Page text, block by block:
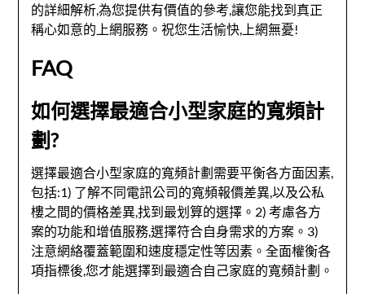
的詳細解析,為您提供有價值的參考,讓您能找到真正
稱心如意的上網服務。祝您生活愉快,上網無憂!
FAQ
如何選擇最適合小型家庭的寬頻計
劃?
選擇最適合小型家庭的寬頻計劃需要平衡各方面因素,
包括:1) 了解不同電訊公司的寬頻報價差異,以及公私
樓之間的價格差異,找到最划算的選擇。2) 考慮各方
案的功能和增值服務,選擇符合自身需求的方案。3)
注意網絡覆蓋範圍和速度穩定性等因素。全面權衡各
項指標後,您才能選擇到最適合自己家庭的寬頻計劃。